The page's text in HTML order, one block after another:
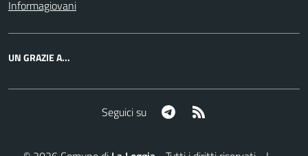
Informagiovani
UN GRAZIE A...
Seguici su Telegram